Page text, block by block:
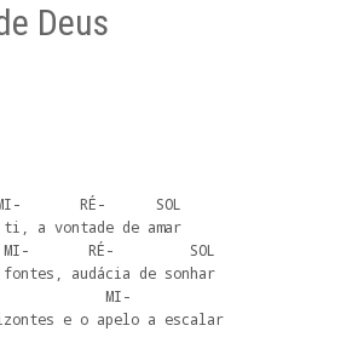
Deus
RÉ-      SOL
a vontade de amar
fontes, audácia de sonhar
e o apelo a escalar